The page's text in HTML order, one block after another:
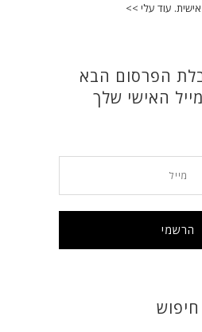
עוד עלי >>
הפרסום הבא
האישי שלך
חיפוש